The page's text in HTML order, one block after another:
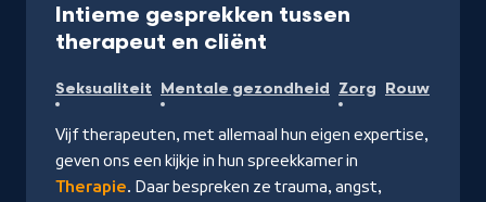
Intieme gesprekken tussen
therapeut en cliënt
op
NPO
Start
Seksualiteit Mentale gezondheid Zorg Rouw
Vijf therapeuten, met allemaal hun eigen expertise,
geven ons een kijkje in hun spreekkamer in
Therapie. Daar bespreken ze trauma, angst,